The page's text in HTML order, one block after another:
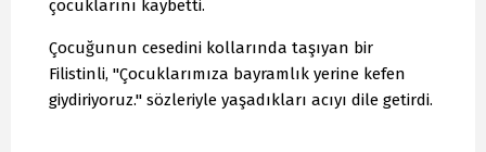
çocuklarını kaybetti.
Çocuğunun cesedini kollarında taşıyan bir
Filistinli, "Çocuklarımıza bayramlık yerine kefen
giydiriyoruz." sözleriyle yaşadıkları acıyı dile getirdi.